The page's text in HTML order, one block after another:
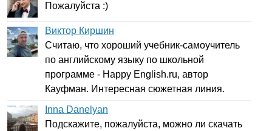
Пожалуйста :)
Виктор Киршин
Считаю, что хороший учебник-самоучитель
по английскому языку по школьной
программе - Happy English.ru, автор
Кауфман. Интересная сюжетная линия.
Inna Danelyan
Подскажите, пожалуйста, можно ли скачать